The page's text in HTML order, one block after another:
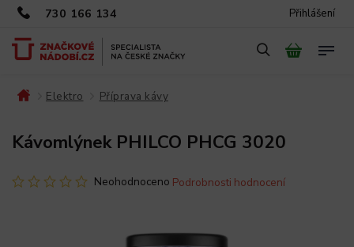
730 166 134 Přihlášení
Elektro Příprava kávy
Kávomlýnek PHILCO PHCG 3020
Neohodnoceno Podrobnosti hodnocení